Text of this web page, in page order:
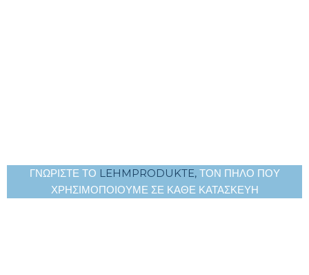
ΓΝΩΡΙΣΤΕ ΤΟ LEHMPRODUKTE,ΤΟΝ ΠΗΛΟ ΠΟΥ
ΧΡΗΣΙΜΟΠΟΙΟΥΜΕ ΣΕ ΚΑΘΕ ΚΑΤΑΣΚΕΥΗ